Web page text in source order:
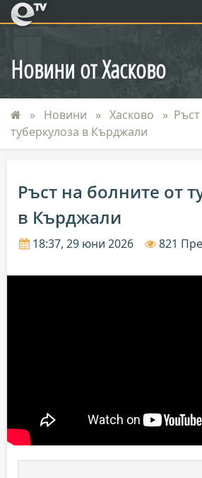
eTV
Новини от Хасково
Новини Хасково
туберкулоза в Кърджали
Ръст на болните от
в Кърджали
18:37, 29 юни 2026 821